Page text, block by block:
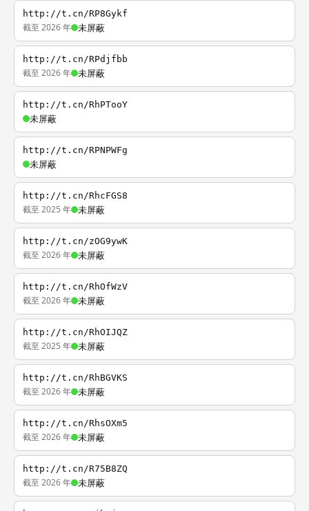
http://t.cn/RP8Gykf
截至 2026 年 未屏蔽
http://t.cn/RPdjfbb
截至 2026 年 未屏蔽
http://t.cn/RhPTooY
未屏蔽
http://t.cn/RPNPWFg
未屏蔽
http://t.cn/RhcFGS8
截至 2025 年 未屏蔽
http://t.cn/zOG9ywK
截至 2026 年 未屏蔽
http://t.cn/RhOfWzV
截至 2026 年 未屏蔽
http://t.cn/RhOIJQZ
截至 2025 年 未屏蔽
http://t.cn/RhBGVKS
截至 2026 年 未屏蔽
http://t.cn/RhsOXm5
截至 2026 年 未屏蔽
http://t.cn/R75B8ZQ
截至 2026 年 未屏蔽